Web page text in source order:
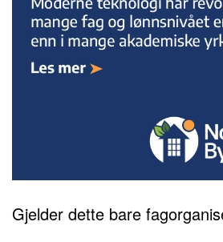
Gjelder dette bare